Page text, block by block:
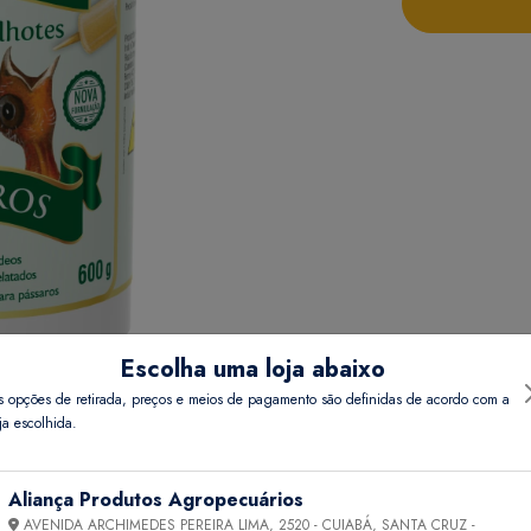
Escolha uma loja abaixo
opções de retirada, preços e meios de pagamento são definidas de acordo com a
escolhida.
Aliança Produtos Agropecuários
AVENIDA ARCHIMEDES PEREIRA LIMA, 2520 - CUIABÁ, SANTA CRUZ -